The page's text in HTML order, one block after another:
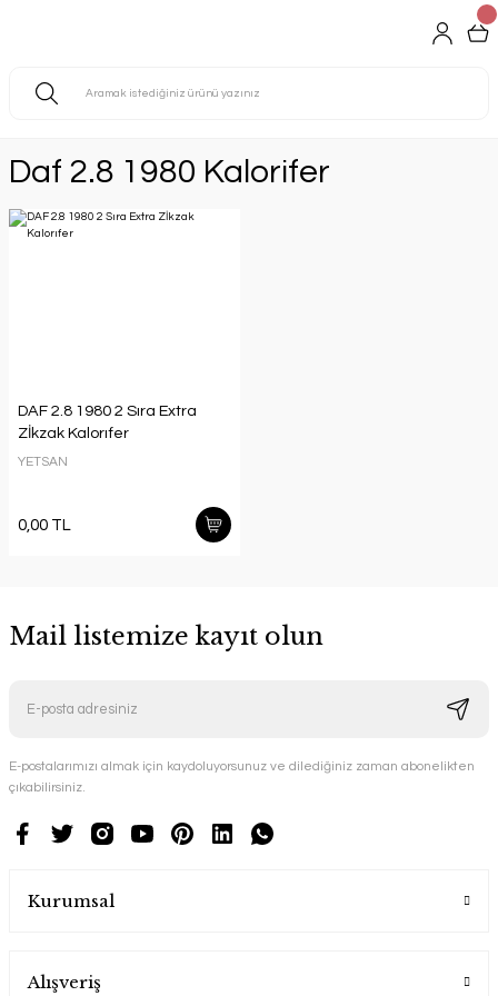
Daf 2.8 1980 Kalorifer
DAF 2.8 1980 2 Sıra Extra
Zİkzak Kalorıfer
YETSAN
0,00 TL
Mail listemize kayıt olun
E-postalarımızı almak için kaydoluyorsunuz ve dilediğiniz zaman abonelikten
çıkabilirsiniz.
Kurumsal
Alışveriş